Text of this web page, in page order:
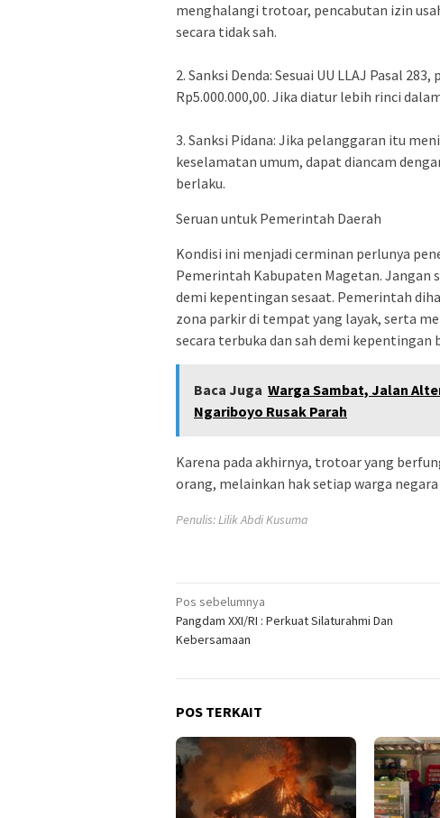
menghalangi trotoar, pencabutan izin
secara tidak sah.
2. Sanksi Denda: Sesuai UU LLAJ Pasal
Rp5.000.000,00. Jika diatur lebih rinci
3. Sanksi Pidana: Jika pelanggaran itu
keselamatan umum, dapat diancam
berlaku.
Seruan untuk Pemerintah Daerah
Kondisi ini menjadi cerminan perlunya
Pemerintah Kabupaten Magetan. Jangan
demi kepentingan sesaat. Pemerintah
zona parkir di tempat yang layak, serta
secara terbuka dan sah demi kepentingan
Baca Juga Warga Sambat, Jalan
Ngariboyo Rusak Parah
Karena pada akhirnya, trotoar yang
orang, melainkan hak setiap warga
Penulis: Lilik Abdi Kusuma
Navigasi
pos
Pos sebelumnya
Pangdam XXI/RI : Perkuat Silaturahmi Dan
Kebersamaan
POS TERKAIT